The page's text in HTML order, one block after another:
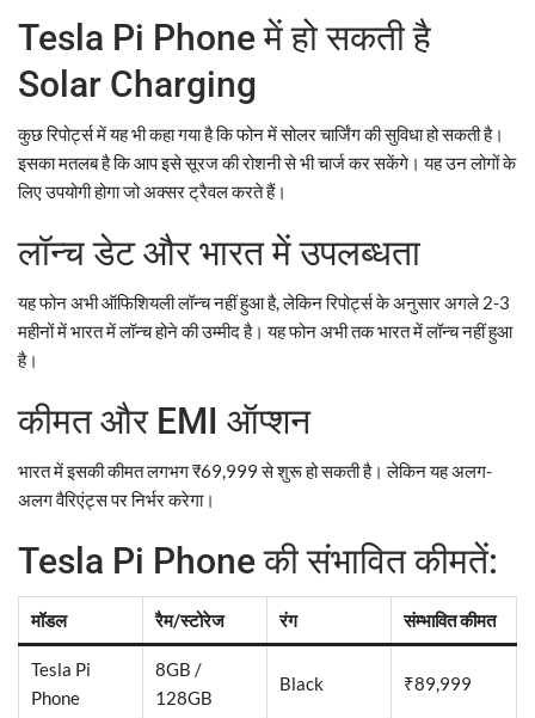
Tesla Pi Phone में हो सकती है
Solar Charging
कुछ रिपोर्ट्स में यह भी कहा गया है कि फोन में सोलर चार्जिंग की सुविधा हो सकती है।
इसका मतलब है कि आप इसे सूरज की रोशनी से भी चार्ज कर सकेंगे। यह उन लोगों के
लिए उपयोगी होगा जो अक्सर ट्रैवल करते हैं।
लॉन्च डेट और भारत में उपलब्धता
यह फोन अभी ऑफिशियली लॉन्च नहीं हुआ है, लेकिन रिपोर्ट्स के अनुसार अगले 2-3
महीनों में भारत में लॉन्च होने की उम्मीद है। यह फोन अभी तक भारत में लॉन्च नहीं हुआ
है।
कीमत और EMI ऑप्शन
भारत में इसकी कीमत लगभग ₹69,999 से शुरू हो सकती है। लेकिन यह अलग-
अलग वैरिएंट्स पर निर्भर करेगा।
Tesla Pi Phone की संभावित कीमतें:
मॉडल रैम/स्टोरेज रंग संम्भावित कीमत
Tesla Pi
Phone
8GB /
128GB
Black ₹89,999